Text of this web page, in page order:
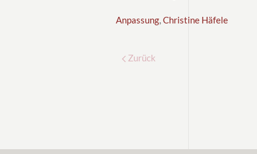
Anpassung,Christine Häfele
Zurück